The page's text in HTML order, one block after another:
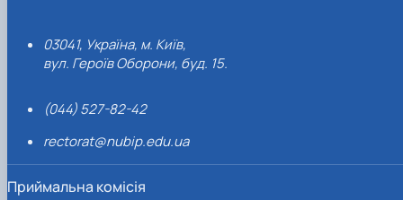
03041, Україна, м. Київ,
вул. Героїв Оборони, буд. 15.
(044) 527-82-42
rectorat@nubip.edu.ua
Приймальна комісія